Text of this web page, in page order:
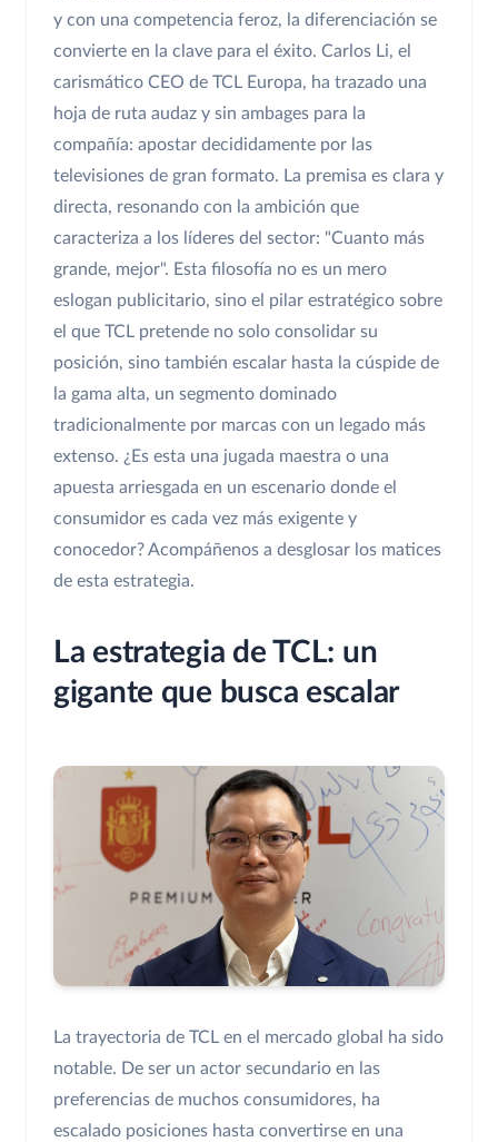
y con una competencia feroz, la diferenciación se
convierte en la clave para el éxito. Carlos Li, el
carismático CEO de TCL Europa, ha trazado una
hoja de ruta audaz y sin ambages para la
compañía: apostar decididamente por las
televisiones de gran formato. La premisa es clara y
directa, resonando con la ambición que
caracteriza a los líderes del sector: "Cuanto más
grande, mejor". Esta filosofía no es un mero
eslogan publicitario, sino el pilar estratégico sobre
el que TCL pretende no solo consolidar su
posición, sino también escalar hasta la cúspide de
la gama alta, un segmento dominado
tradicionalmente por marcas con un legado más
extenso. ¿Es esta una jugada maestra o una
apuesta arriesgada en un escenario donde el
consumidor es cada vez más exigente y
conocedor? Acompáñenos a desglosar los matices
de esta estrategia.
La estrategia de TCL: un
gigante que busca escalar
La trayectoria de TCL en el mercado global ha sido
notable. De ser un actor secundario en las
preferencias de muchos consumidores, ha
escalado posiciones hasta convertirse en una